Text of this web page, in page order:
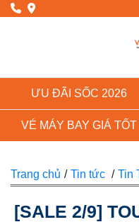
ƯU ĐÃI SỐC 2026
VÉ MÁY BAY GIÁ TỐT
Trang chủ / Tin tức / Tin
[SALE 2/9]